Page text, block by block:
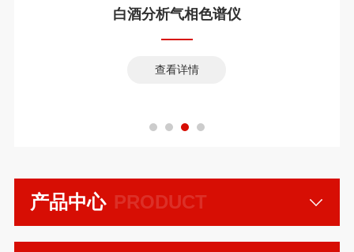
白酒分析气相色谱仪
查看详情
PRODUCT
产品中心